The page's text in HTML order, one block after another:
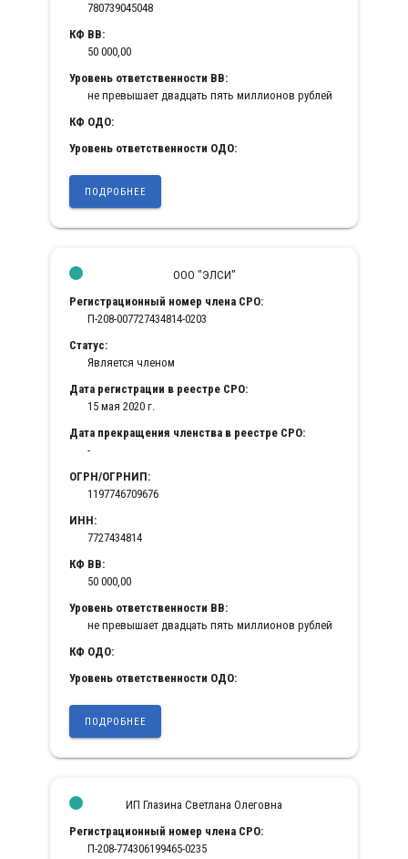
780739045048
КФ ВВ:
50 000,00
Уровень ответственности ВВ:
не превышает двадцать пять миллионов рублей
КФ ОДО:
Уровень ответственности ОДО:
ПОДРОБНЕЕ
ООО "ЭЛСИ"
Регистрационный номер члена СРО:
П-208-007727434814-0203
Статус:
Является членом
Дата регистрации в реестре СРО:
15 мая 2020 г.
Дата прекращения членства в реестре СРО:
-
ОГРН/ОГРНИП:
1197746709676
ИНН:
7727434814
КФ ВВ:
50 000,00
Уровень ответственности ВВ:
не превышает двадцать пять миллионов рублей
КФ ОДО:
Уровень ответственности ОДО:
ПОДРОБНЕЕ
ИП Глазина Светлана Олеговна
Регистрационный номер члена СРО:
П-208-774306199465-0235